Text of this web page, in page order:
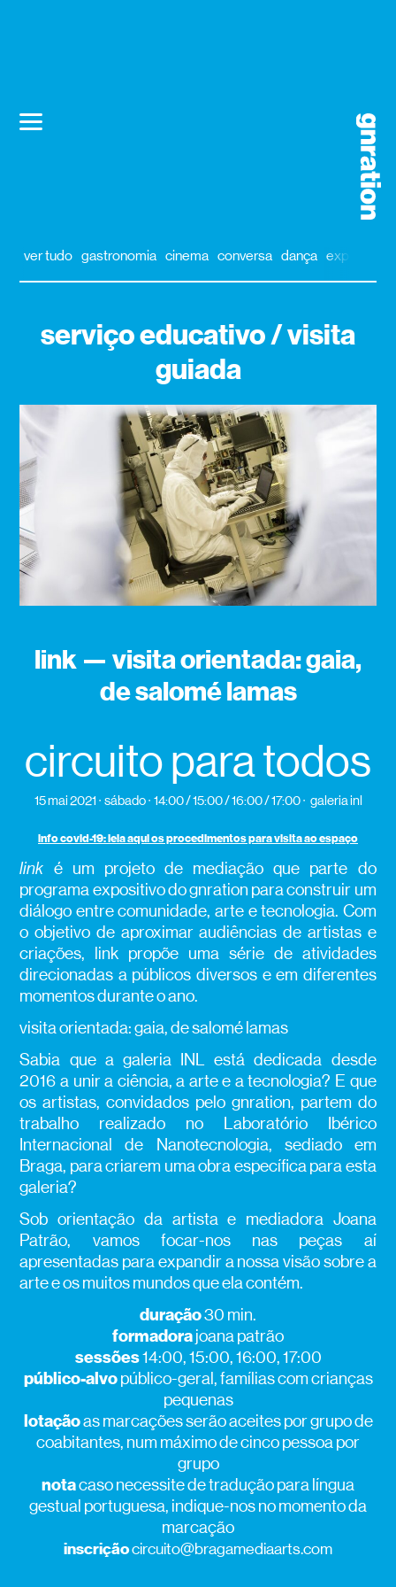
ver tudo gastronomia cinema conversa dança exposição
serviço educativo / visita
guiada
link — visita orientada: gaia,
de salomé lamas
circuito para todos
15 mai 2021 sábado 14:00 / 15:00 / 16:00 / 17:00 galeria inl
info covid-19: leia aqui os procedimentos para visita ao espaço
link é um projeto de mediação que parte do
programa expositivo do gnration para construir um
diálogo entre comunidade, arte e tecnologia. Com
o objetivo de aproximar audiências de artistas e
criações, link propõe uma série de atividades
direcionadas a públicos diversos e em diferentes
momentos durante o ano.
visita orientada: gaia, de salomé lamas
Sabia que a galeria INL está dedicada desde
2016 a unir a ciência, a arte e a tecnologia? E que
os artistas, convidados pelo gnration, partem do
trabalho realizado no Laboratório Ibérico
Internacional de Nanotecnologia, sediado em
Braga, para criarem uma obra específica para esta
galeria?
Sob orientação da artista e mediadora Joana
Patrão, vamos focar-nos nas peças aí
apresentadas para expandir a nossa visão sobre a
arte e os muitos mundos que ela contém.
duração30 min.
formadorajoana patrão
sessões14:00, 15:00, 16:00, 17:00
público-alvopúblico-geral, famílias com crianças
pequenas
lotaçãoas marcações serão aceites por grupo de
coabitantes, num máximo de cinco pessoa por
grupo
notacaso necessite de tradução para língua
gestual portuguesa, indique-nos no momento da
marcação
inscriçãocircuito@bragamediaarts.com